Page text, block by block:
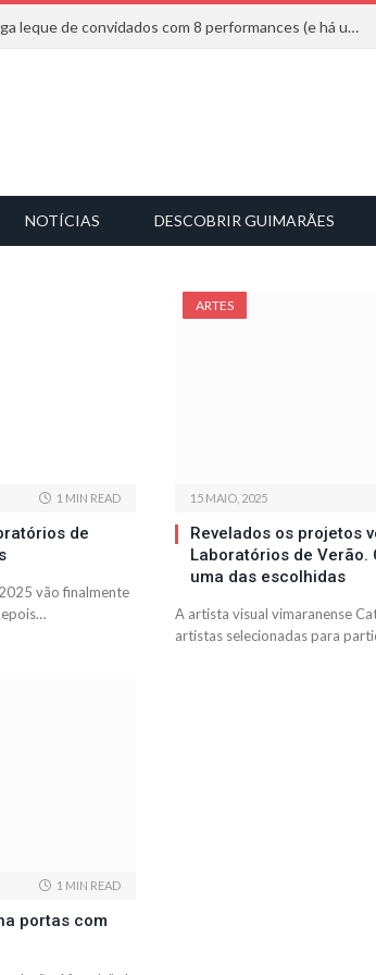
Mucho Flow alarga leque de convidados com 8 performances (e há uma saída)
NOTÍCIAS DESCOBRIR GUIMARÃES
1 MIN READ
de
vão finalmente
ARTES
15 MAIO, 2025
Revelados os projetos
Laboratórios de Verão.
uma das escolhidas
A artista visual vimaranense
artistas selecionadas para
1 MIN READ
portas com